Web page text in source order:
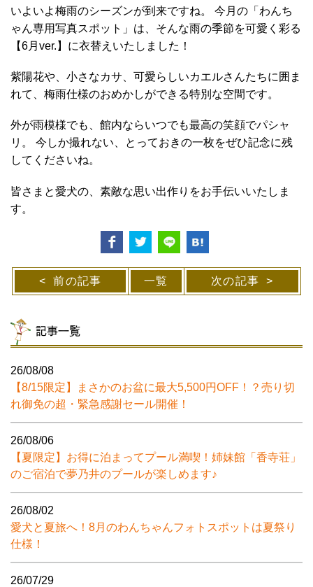
いよいよ梅雨のシーズンが到来ですね。 今月の「わんち
ゃん専用写真スポット」は、そんな雨の季節を可愛く彩る
【6月ver.】に衣替えいたしました！
紫陽花や、小さなカサ、可愛らしいカエルさんたちに囲ま
れて、梅雨仕様のおめかしができる特別な空間です。
外が雨模様でも、館内ならいつでも最高の笑顔でパシャ
リ。 今しか撮れない、とっておきの一枚をぜひ記念に残
してくださいね。
皆さまと愛犬の、素敵な思い出作りをお手伝いいたしま
す。
前の記事 一覧 次の記事
記事一覧
26/08/08
【8/15限定】まさかのお盆に最大5,500円OFF！？売り切
れ御免の超・緊急感謝セール開催！
26/08/06
【夏限定】お得に泊まってプール満喫！姉妹館「香寺荘」
のご宿泊で夢乃井のプールが楽しめます♪
26/08/02
愛犬と夏旅へ！8月のわんちゃんフォトスポットは夏祭り
仕様！
26/07/29